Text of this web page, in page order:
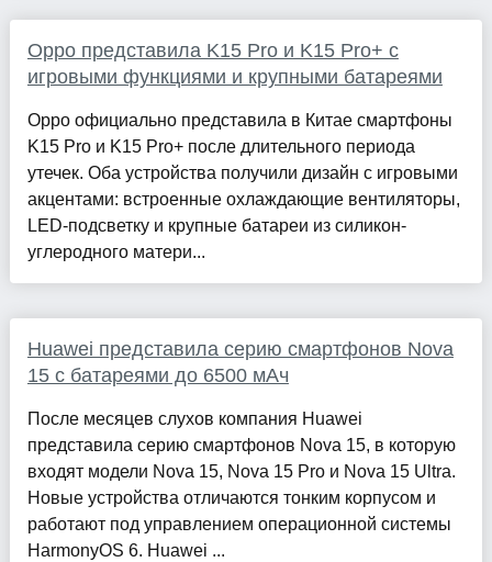
Oppo представила K15 Pro и K15 Pro+ с
игровыми функциями и крупными батареями
Oppo официально представила в Китае смартфоны
K15 Pro и K15 Pro+ после длительного периода
утечек. Оба устройства получили дизайн с игровыми
акцентами: встроенные охлаждающие вентиляторы,
LED-подсветку и крупные батареи из силикон-
углеродного матери...
Huawei представила серию смартфонов Nova
15 с батареями до 6500 мАч
После месяцев слухов компания Huawei
представила серию смартфонов Nova 15, в которую
входят модели Nova 15, Nova 15 Pro и Nova 15 Ultra.
Новые устройства отличаются тонким корпусом и
работают под управлением операционной системы
HarmonyOS 6. Huawei ...